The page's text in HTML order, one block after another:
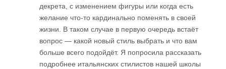
декрета, с изменением фигуры или когда есть
желание что-то кардинально поменять в своей
жизни. В таком случае в первую очередь встаёт
вопрос — какой новый стиль выбрать и что вам
больше всего подойдёт. Я попросила рассказать
подробнее итальянских стилистов нашей школы